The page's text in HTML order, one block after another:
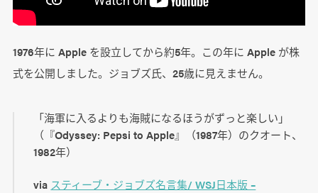
1976年に Apple を設立してから約5年。この年に Apple が株
式を公開しました。ジョブズ氏、25歳に見えません。
「海軍に入るよりも海賊になるほうがずっと楽しい」
（『Odyssey: Pepsi to Apple』（1987年）のクオート、
1982年）
via スティーブ・ジョブズ名言集/ WSJ日本版 –